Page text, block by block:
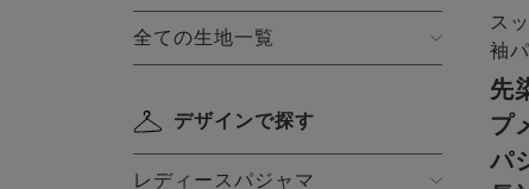
全ての生地一覧
デザインで探す
レディースパジャマ
ス
袖
先
プ
パ